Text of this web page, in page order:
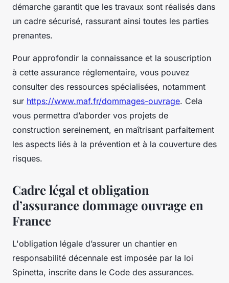
démarche garantit que les travaux sont réalisés dans
un cadre sécurisé, rassurant ainsi toutes les parties
prenantes.
Pour approfondir la connaissance et la souscription
à cette assurance réglementaire, vous pouvez
consulter des ressources spécialisées, notamment
sur https://www.maf.fr/dommages-ouvrage. Cela
vous permettra d’aborder vos projets de
construction sereinement, en maîtrisant parfaitement
les aspects liés à la prévention et à la couverture des
risques.
Cadre légal et obligation
d’assurance dommage ouvrage en
France
L'obligation légale d’assurer un chantier en
responsabilité décennale est imposée par la loi
Spinetta, inscrite dans le Code des assurances.